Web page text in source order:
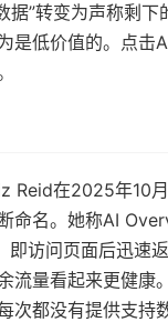
据”转变为声称剩下
是低价值的。点击
Reid在2025年10
命名。她称AI
即访问页面后迅速
流量看起来更健康
次都没有提供支持数